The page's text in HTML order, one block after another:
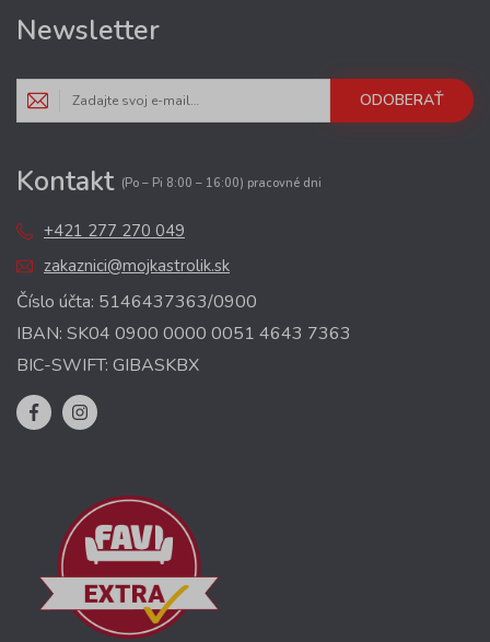
Newsletter
ODOBERAŤ
Kontakt (Po – Pi 8:00 – 16:00) pracovné dni
+421 277 270 049
zakaznici@mojkastrolik.sk
Číslo účta: 5146437363/0900
IBAN: SK04 0900 0000 0051 4643 7363
BIC-SWIFT: GIBASKBX